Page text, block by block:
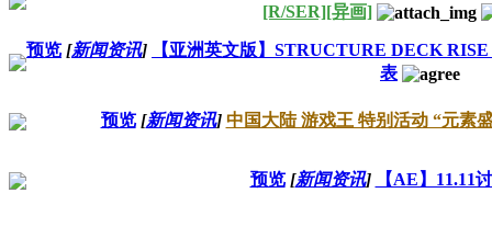
[R/SER][异画]
预览 [新闻资讯]
【亚洲英文版】STRUCTURE DECK
表
预览 [新闻资讯] 中国大陆 游戏王 特别活动 “元素
预览 [新闻资讯] 【AE】11.11